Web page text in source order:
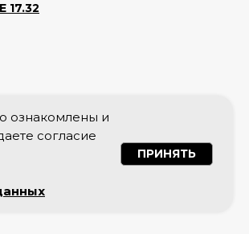
17.32
экстремистской организацией,
на территории России запрещена.
ознакомлены и
согласие
ПРИНЯТЬ